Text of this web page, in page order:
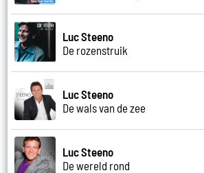
Luc Steeno
De rozenstruik
Luc Steeno
De wals van de zee
Luc Steeno
De wereld rond